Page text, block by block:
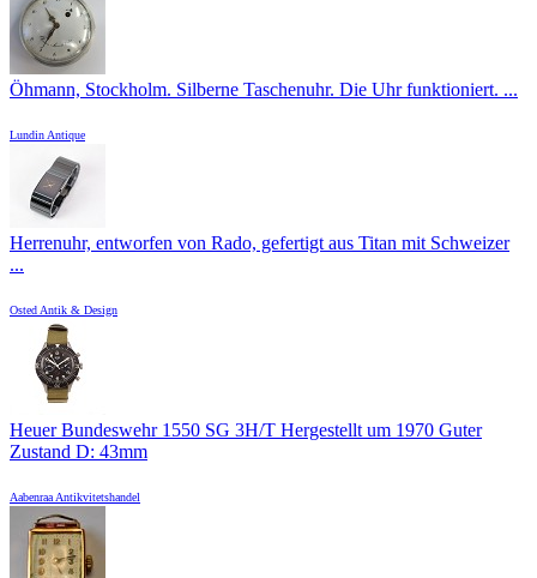
Öhmann, Stockholm. Silberne Taschenuhr. Die Uhr funktioniert. ...
Lundin Antique
Herrenuhr, entworfen von Rado, gefertigt aus Titan mit Schweizer
...
Osted Antik & Design
Heuer Bundeswehr 1550 SG 3H/T Hergestellt um 1970 Guter
Zustand D: 43mm
Aabenraa Antikvitetshandel